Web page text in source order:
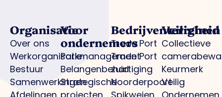
Organisatie
Over ons
Werkorganisatie
Bestuur
Samenwerkingen
Voor
ondernemers
Parkmanagement
Belangenbehartiging
Strategische
Bedrijventerreinen
Trade Port
Trade Port
zuid
Noorderpoort
Veiligheid
Collectieve
Keurmerk
Veilig